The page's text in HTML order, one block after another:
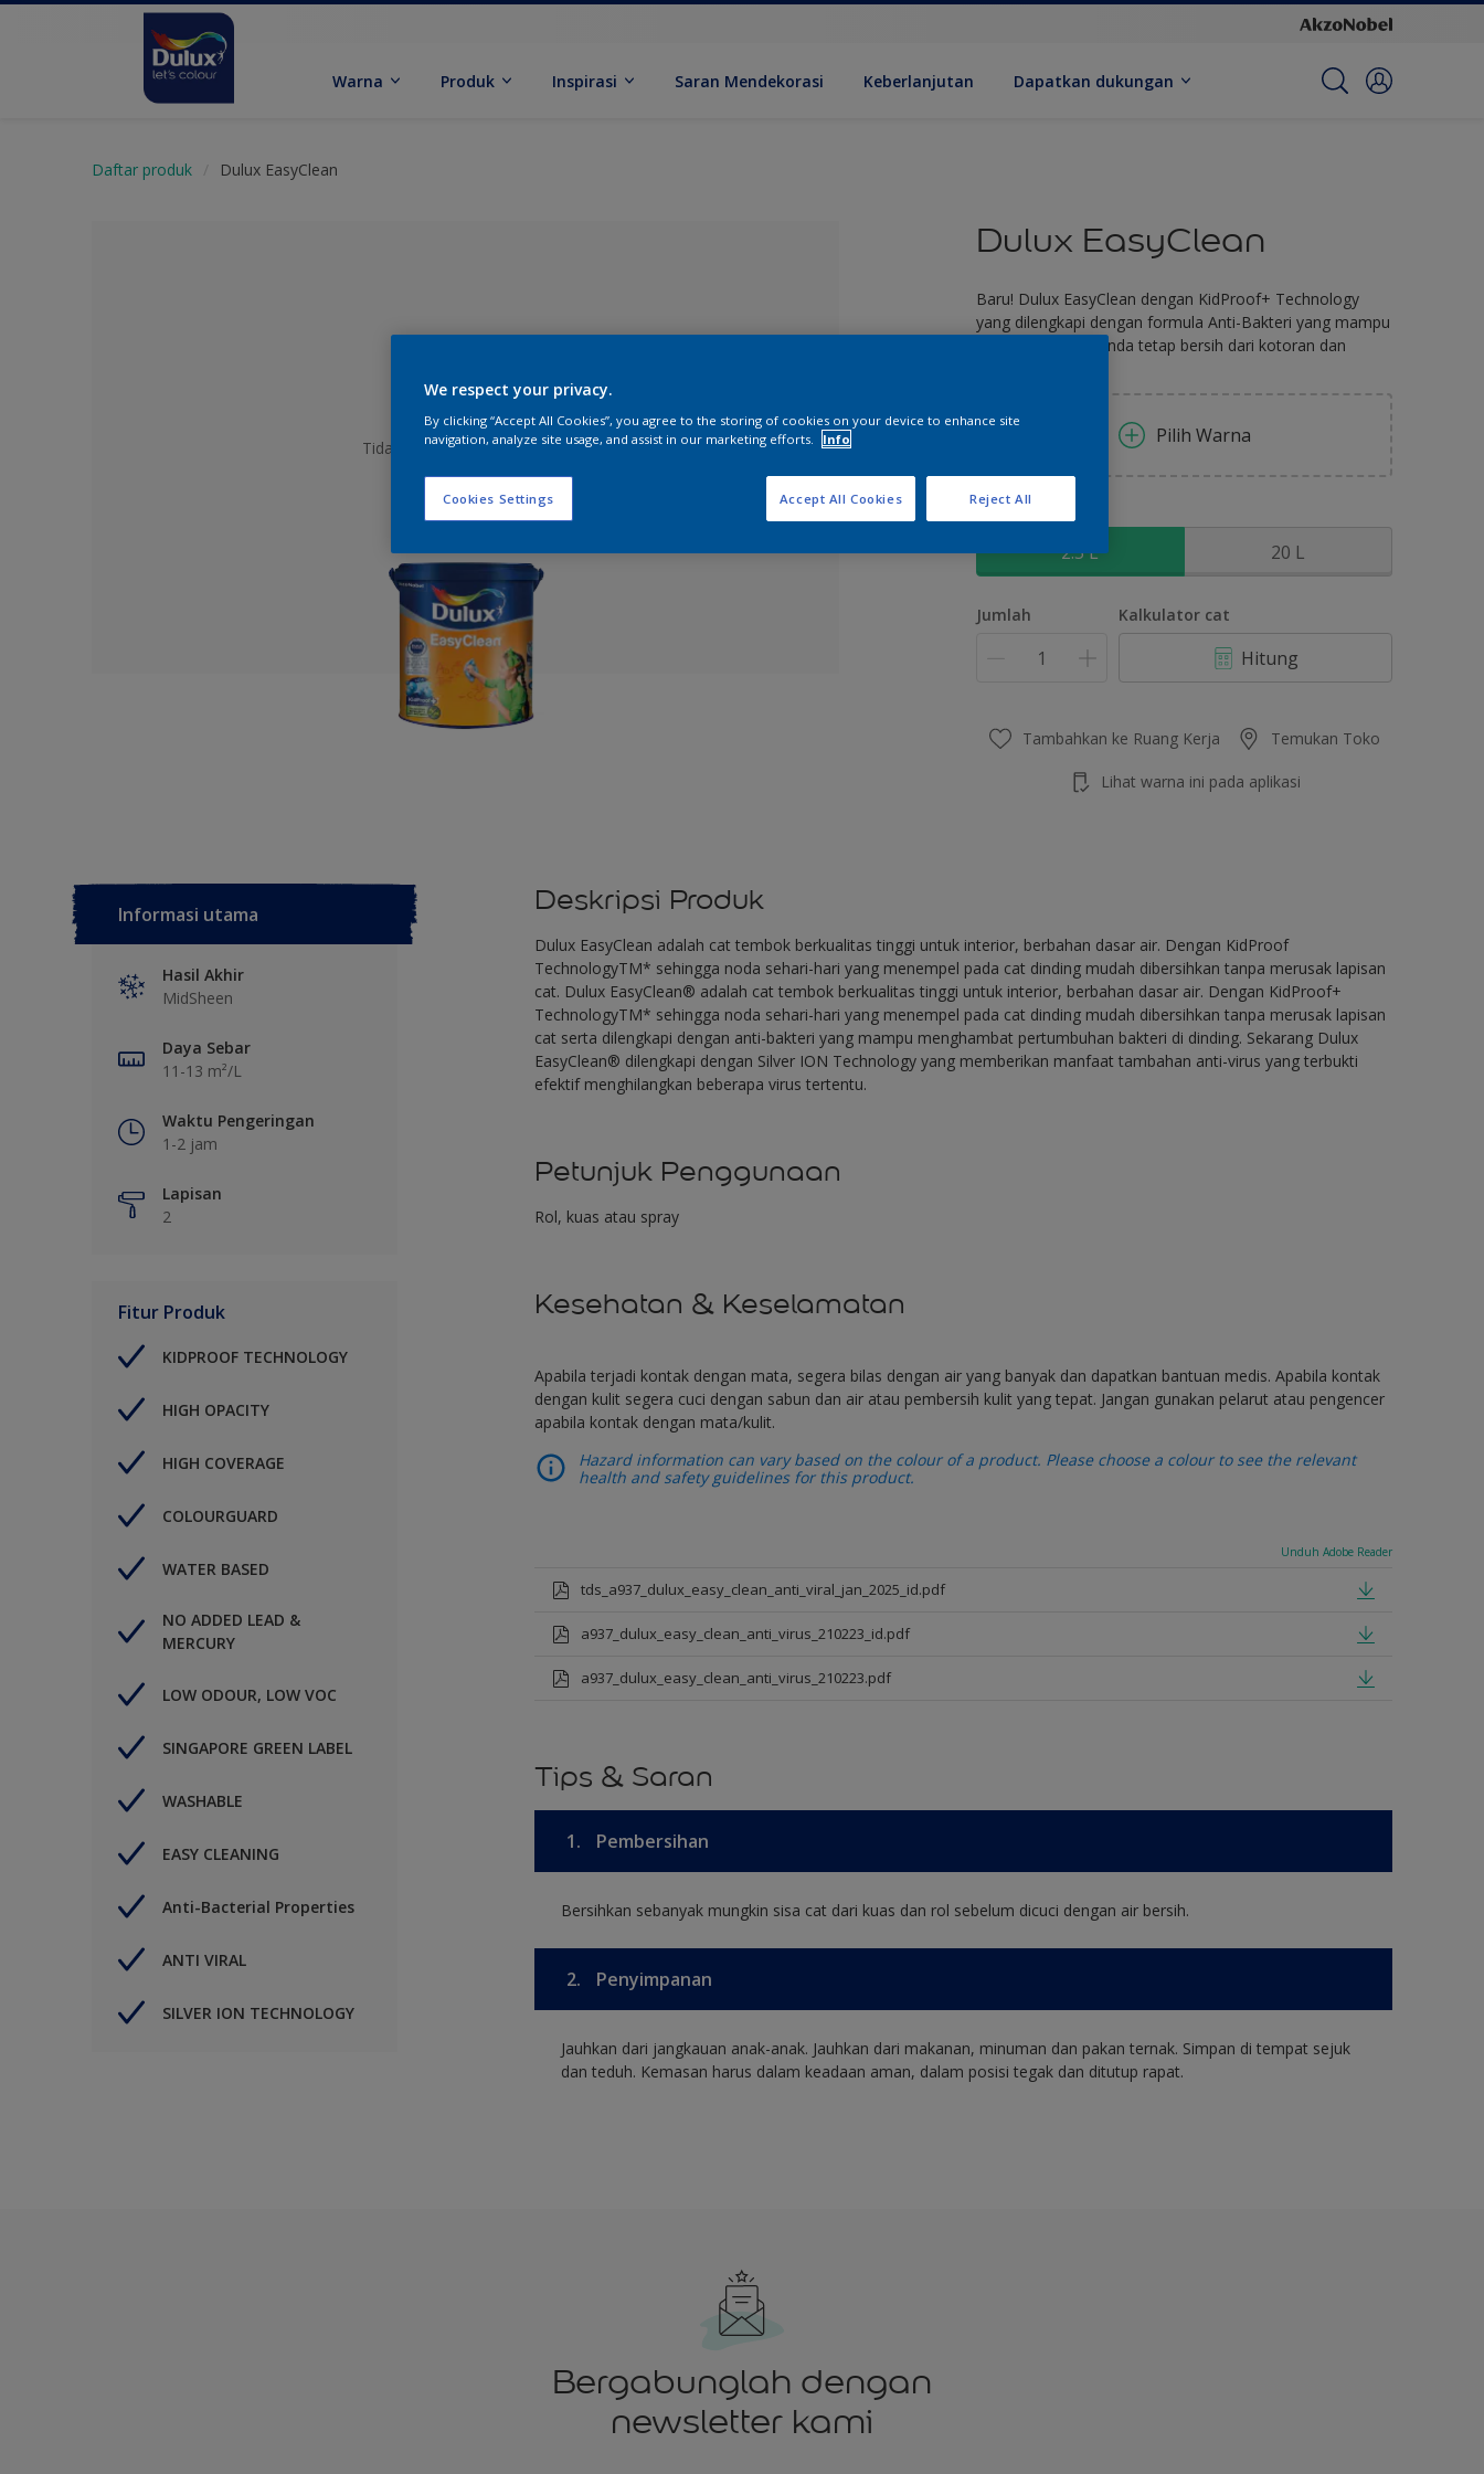
Warna Produk Inspirasi Saran Mendekorasi Keberlanjutan Dapatkan dukungan
Daftar produk Dulux EasyClean
Tidak Ada Warna yang Dipilih
Dulux EasyClean
Baru! Dulux EasyClean dengan KidProof+ Technology
yang dilengkapi dengan formula Anti-Bakteri yang mampu
menjaga dinding anda tetap bersih dari kotoran dan
Pilih Warna
2.5 L 20 L
Jumlah Kalkulator cat
Hitung
Tambahkan ke Ruang Kerja Temukan Toko
Lihat warna ini pada aplikasi
Informasi utama
Hasil Akhir
MidSheen
Daya Sebar
11-13 m²/L
Waktu Pengeringan
1-2 jam
Lapisan
2
Fitur Produk
KIDPROOF TECHNOLOGY
HIGH OPACITY
HIGH COVERAGE
COLOURGUARD
WATER BASED
NO ADDED LEAD &
MERCURY
LOW ODOUR, LOW VOC
SINGAPORE GREEN LABEL
WASHABLE
EASY CLEANING
Anti-Bacterial Properties
ANTI VIRAL
SILVER ION TECHNOLOGY
Deskripsi Produk
Dulux EasyClean adalah cat tembok berkualitas tinggi untuk interior, berbahan dasar air. Dengan KidProof
TechnologyTM* sehingga noda sehari-hari yang menempel pada cat dinding mudah dibersihkan tanpa merusak lapisan
cat. Dulux EasyClean® adalah cat tembok berkualitas tinggi untuk interior, berbahan dasar air. Dengan KidProof+
TechnologyTM* sehingga noda sehari-hari yang menempel pada cat dinding mudah dibersihkan tanpa merusak lapisan
cat serta dilengkapi dengan anti-bakteri yang mampu menghambat pertumbuhan bakteri di dinding. Sekarang Dulux
EasyClean® dilengkapi dengan Silver ION Technology yang memberikan manfaat tambahan anti-virus yang terbukti
efektif menghilangkan beberapa virus tertentu.
Petunjuk Penggunaan
Rol, kuas atau spray
Kesehatan & Keselamatan
Apabila terjadi kontak dengan mata, segera bilas dengan air yang banyak dan dapatkan bantuan medis. Apabila kontak
dengan kulit segera cuci dengan sabun dan air atau pembersih kulit yang tepat. Jangan gunakan pelarut atau pengencer
apabila kontak dengan mata/kulit.
Hazard information can vary based on the colour of a product. Please choose a colour to see the relevant
health and safety guidelines for this product.
Unduh Adobe Reader
tds_a937_dulux_easy_clean_anti_viral_jan_2025_id.pdf
a937_dulux_easy_clean_anti_virus_210223_id.pdf
a937_dulux_easy_clean_anti_virus_210223.pdf
Tips & Saran
1. Pembersihan
Bersihkan sebanyak mungkin sisa cat dari kuas dan rol sebelum dicuci dengan air bersih.
2. Penyimpanan
Jauhkan dari jangkauan anak-anak. Jauhkan dari makanan, minuman dan pakan ternak. Simpan di tempat sejuk
dan teduh. Kemasan harus dalam keadaan aman, dalam posisi tegak dan ditutup rapat.
Bergabunglah dengan
newsletter kami
We respect your privacy.
By clicking “Accept All Cookies”, you agree to the storing of cookies on your device to enhance site
navigation, analyze site usage, and assist in our marketing efforts.
Info
Cookies Settings Reject All
Accept All Cookies